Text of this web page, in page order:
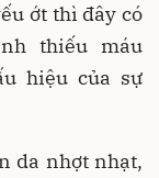
ớt thì đây có
thiếu máu
hiệu của sự
da nhợt nhạt,